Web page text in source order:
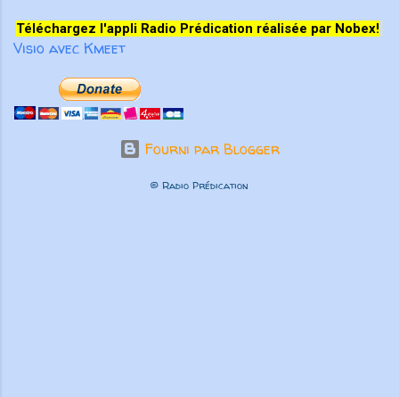
Téléchargez l'appli Radio Prédication réalisée par Nobex!
Visio avec Kmeet
Fourni par Blogger
© Radio Prédication